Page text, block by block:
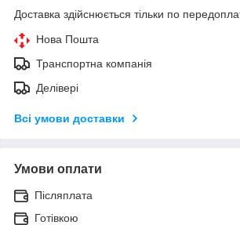
Доставка здійснюється тільки по
Нова Пошта
Транспортна компанія
Делівері
Всі умови доставки
Умови оплати
Післяплата
Готівкою